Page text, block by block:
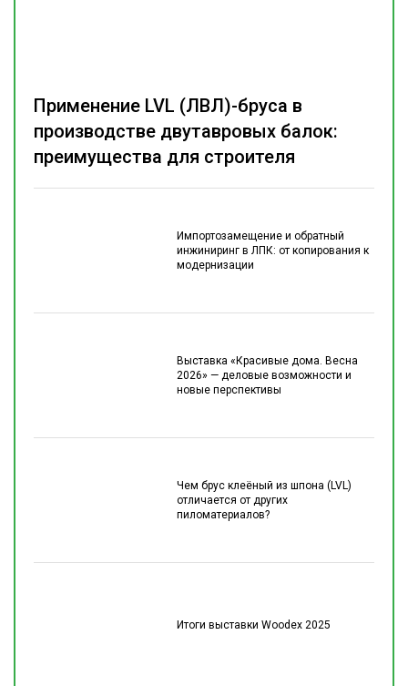
Импортозамещение и обратный
инжиниринг в ЛПК: от копирования к
модернизации
Выставка «Красивые дома. Весна
2026» — деловые возможности и
новые перспективы
Чем брус клеёный из шпона (LVL)
отличается от других
пиломатериалов?
Итоги выставки Woodex 2025
Применение LVL (ЛВЛ)-бруса в
производстве двутавровых балок:
преимущества для строителя